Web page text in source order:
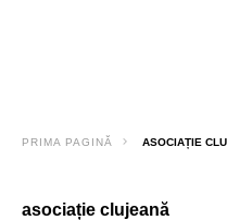
PRIMA PAGINĂ ASOCIAȚIE
asociație clujeană